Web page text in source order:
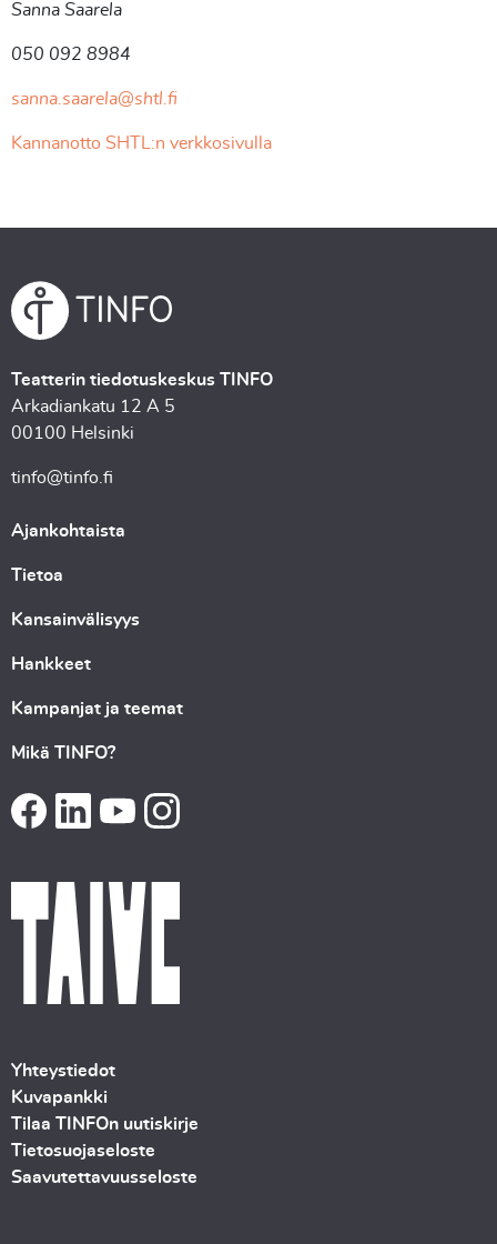
Sanna Saarela
050 092 8984
sanna.saarela@shtl.fi
Kannanotto SHTL:n verkkosivulla
Teatterin tiedotuskeskus TINFO
Arkadiankatu 12 A 5
00100 Helsinki
tinfo@tinfo.fi
Ajankohtaista
Tietoa
Kansainvälisyys
Hankkeet
Kampanjat ja teemat
Mikä TINFO?
Yhteystiedot
Kuvapankki
Tilaa TINFOn uutiskirje
Tietosuojaseloste
Saavutettavuusseloste